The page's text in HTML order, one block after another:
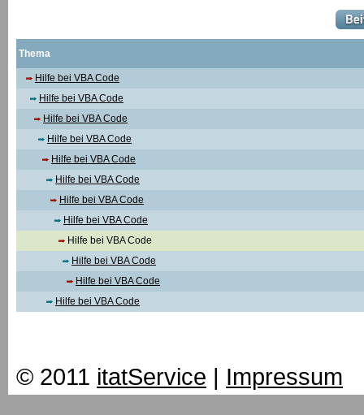
Thema
Hilfe bei VBA Code
Hilfe bei VBA Code
Hilfe bei VBA Code
Hilfe bei VBA Code
Hilfe bei VBA Code
Hilfe bei VBA Code
Hilfe bei VBA Code
Hilfe bei VBA Code
Hilfe bei VBA Code
Hilfe bei VBA Code
Hilfe bei VBA Code
Hilfe bei VBA Code
© 2011 itatService | Impressum